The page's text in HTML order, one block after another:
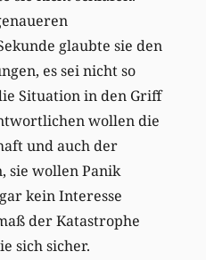
glaubte sie den
es sei nicht so
Situation in den Griff
wollen die
und auch der
sie wollen Panik
kein Interesse
der Katastrophe
sich sicher.